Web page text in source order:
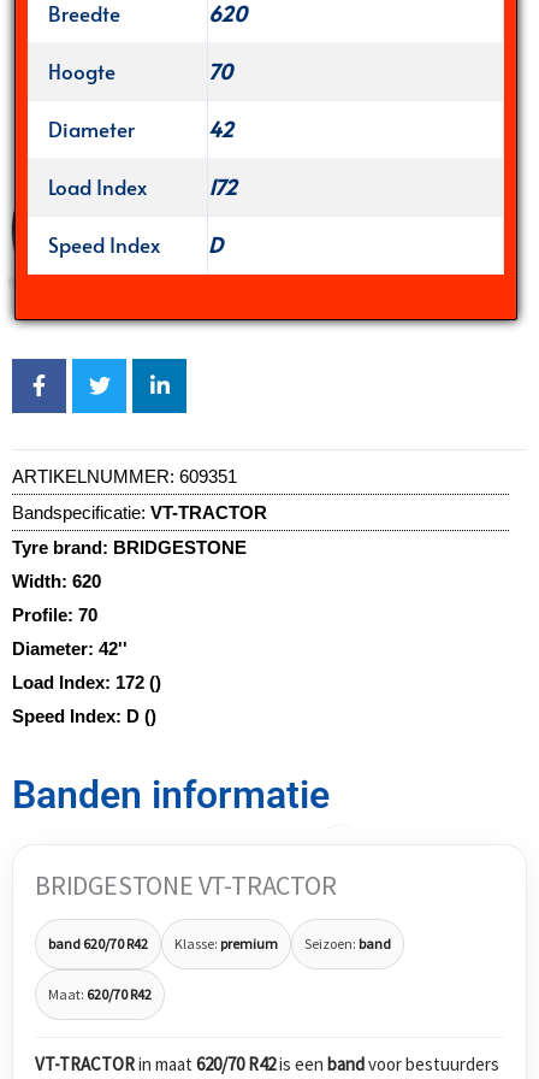
Breedte
620
Hoogte
70
Diameter
42
Load Index
172
Speed Index
D
ARTIKELNUMMER: 609351
Bandspecificatie: VT-TRACTOR
Tyre brand: BRIDGESTONE
Width: 620
Profile: 70
Diameter: 42''
Load Index: 172 ()
Speed Index: D ()
Banden informatie
BRIDGESTONE VT-TRACTOR
band 620/70 R42 Klasse: premium Seizoen: band
Maat: 620/70 R42
VT-TRACTORin maat 620/70 R42is een bandvoor bestuurders